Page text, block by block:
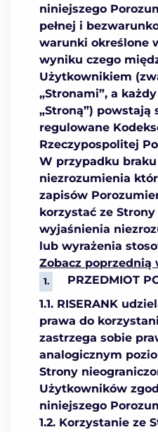
niniejszego
pełnej i
warunki określone
wyniku czego
Użytkownikiem
„Stronami”, a
„Stroną”) powstają
regulowane
Rzeczypospolitej
W przypadku
niezrozumienia
zapisów
korzystać ze Strony
wyjaśnienia
lub wyrażenia
Zobacz poprzednią
PRZEDMIOT
1.1. RISERANK
prawa do
zastrzega sobie
analogicznym
Strony
Użytkowników
niniejszego
1.2. Korzystanie ze